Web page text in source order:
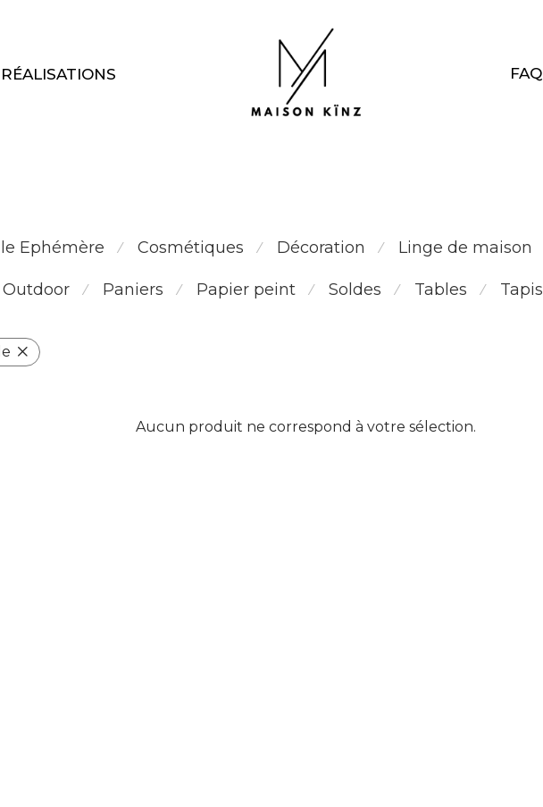
RÉALISATIONS FAQ
Ephémère ⁄ Cosmétiques ⁄ Décoration ⁄ Linge de maison
Outdoor ⁄ Paniers ⁄ Papier peint ⁄ Soldes ⁄ Tables ⁄ Tapis
Aucun produit ne correspond à votre sélection.